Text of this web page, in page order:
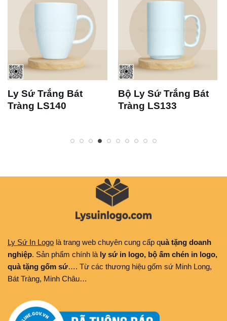
Ly Sứ Trắng Bát
Tràng LS140
Bộ Ly Sứ Trắng Bát
Tràng LS133
Ly Sứ In Logo là trang web chuyên cung cấp quà tặng doanh
nghiệp. Sản phẩm chính là ly sứ in logo, bộ ấm chén in logo,
quà tặng gốm sứ…. Từ các thương hiệu gốm sứ Minh Long,
Bát Tràng, Minh Châu…